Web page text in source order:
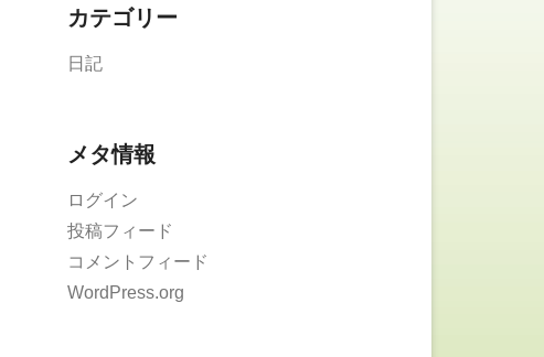
カテゴリー
日記
メタ情報
ログイン
投稿フィード
コメントフィード
WordPress.org